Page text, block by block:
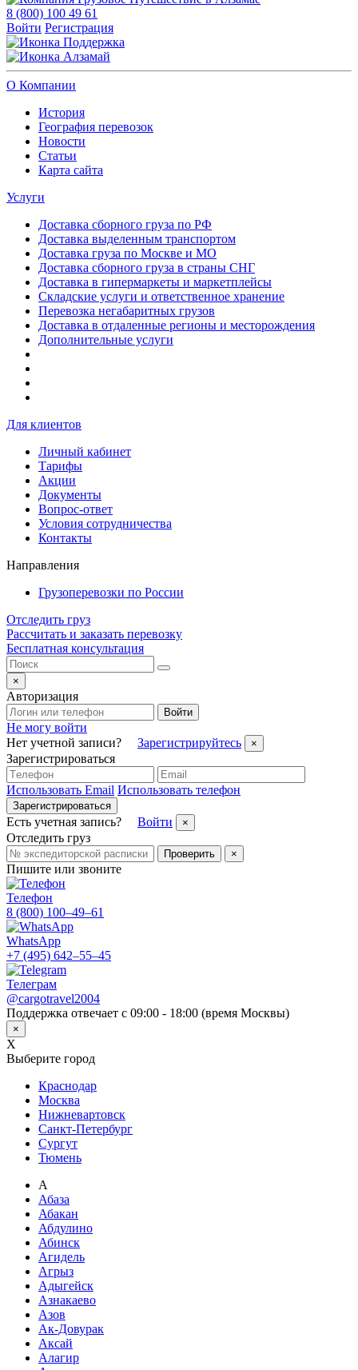
8 (800) 100 49 61
Войти Регистрация
Поддержка
Алзамай
О Компании
История
География перевозок
Новости
Статьи
Карта сайта
Услуги
Доставка сборного груза по РФ
Доставка выделенным транспортом
Доставка груза по Москве и МО
Доставка сборного груза в страны СНГ
Доставка в гипермаркеты и маркетплейсы
Складские услуги и ответственное хранение
Перевозка негабаритных грузов
Доставка в отдаленные регионы и месторождения
Дополнительные услуги
Для клиентов
Личный кабинет
Тарифы
Акции
Документы
Вопрос-ответ
Условия сотрудничества
Контакты
Направления
Грузоперевозки по России
Отследить груз
Рассчитать и заказать перевозку
Бесплатная консультация
×
Авторизация
Войти
Не могу войти
Нет учетной записи?
Зарегистрируйтесь ×
Зарегистрироваться
Использовать Email Использовать телефон
Зарегистрироваться
Есть учетная запись? Войти ×
Отследить груз
Проверить ×
Пишите или звоните
Телефон
8 (800) 100–49–61
WhatsApp
+7 (495) 642–55–45
Телеграм
@cargotravel2004
Поддержка отвечает с 09:00 - 18:00 (время Москвы)
×
X
Выберите город
Краснодар
Москва
Нижневартовск
Санкт-Петербург
Сургут
Тюмень
А
Абаза
Абакан
Абдулино
Абинск
Агидель
Агрыз
Адыгейск
Азнакаево
Азов
Ак-Довурак
Аксай
Алагир